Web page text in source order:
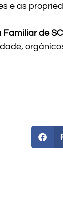
e as
de SC